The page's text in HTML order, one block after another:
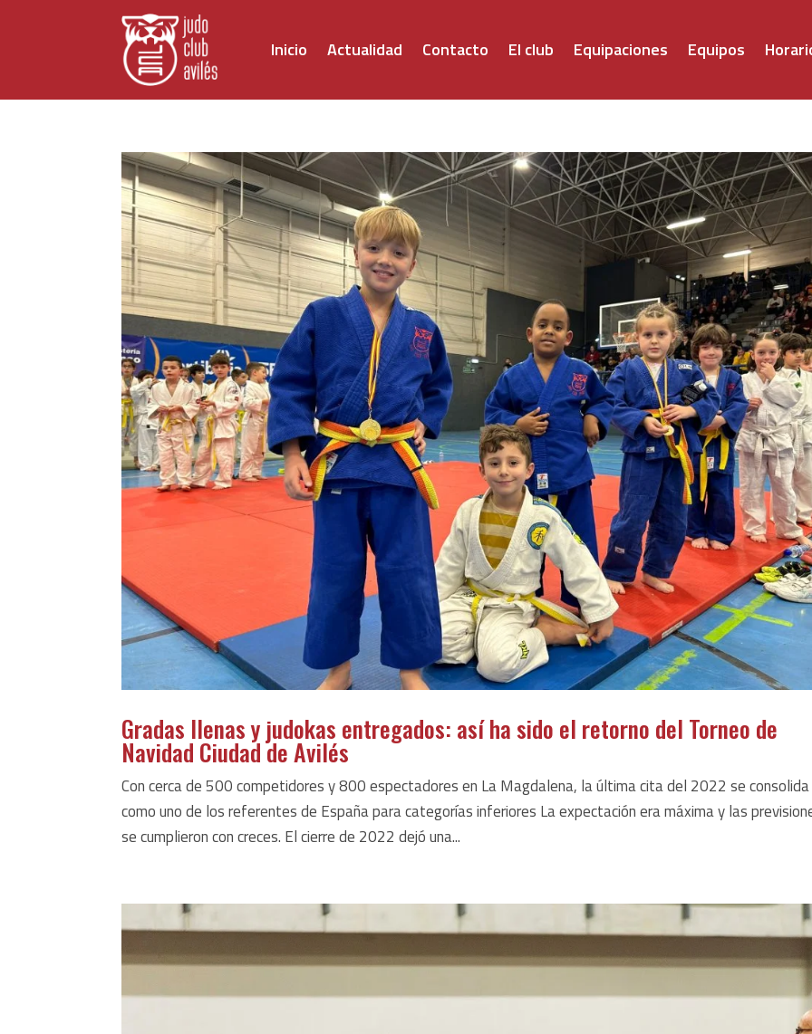
Inicio Actualidad Contacto El club Equipaciones Equipos
Gradas llenas y judokas entregados: así ha sido el retorno del Torneo de
Navidad Ciudad de Avilés
Con cerca de 500 competidores y 800 espectadores en La Magdalena, la última cita del 2022 se consolida
como uno de los referentes de España para categorías inferiores La expectación era máxima y las
se cumplieron con creces. El cierre de 2022 dejó una...